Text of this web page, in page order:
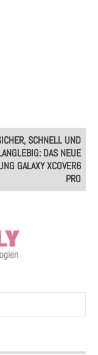
SCHNELL UND
DAS NEUE
GALAXY XCOVER6
PRO